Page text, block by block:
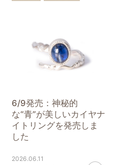
アクアマリン
あとで読む
6/9発売：神秘的
な“青”が美しいカイヤナ
イトリングを発売しま
した
2026.06.11